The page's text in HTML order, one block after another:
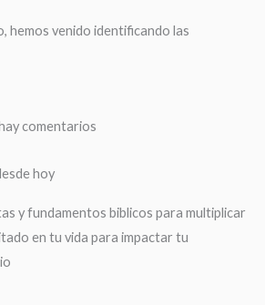
hemos venido identificando las
comentarios
hoy
y fundamentos biblicos para multiplicar
en tu vida para impactar tu